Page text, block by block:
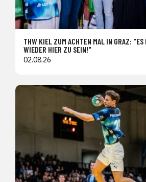
THW KIEL ZUM ACHTEN MAL IN GRAZ: "ES
WIEDER HIER ZU SEIN!"
02.08.26